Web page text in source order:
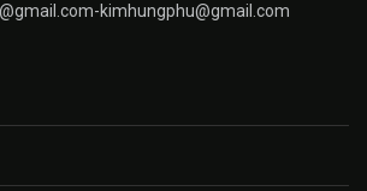
kimhungphu@gmail.com